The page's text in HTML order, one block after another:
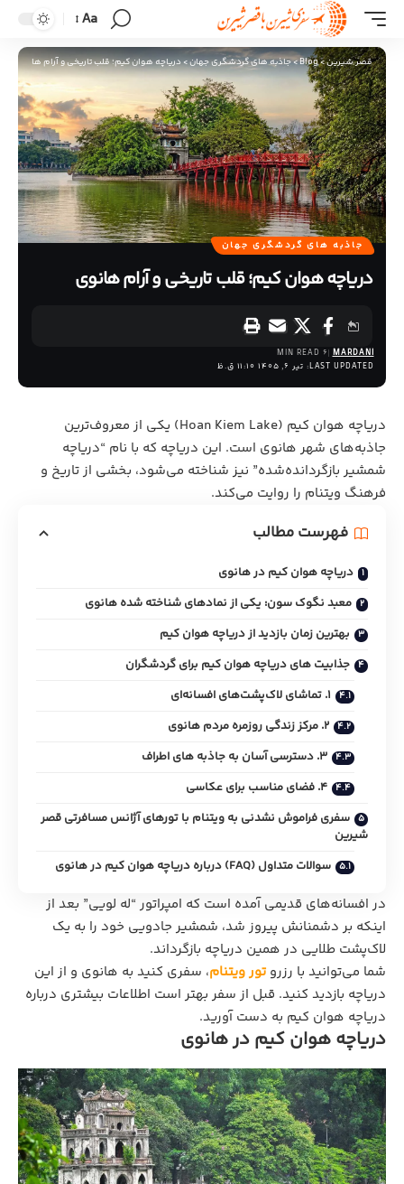
Aa
قصر شیرین>
Blog
>جاذبه های گردشگری جهان>دریاچه هوان کیم؛ قلب تاریخی و آرام هانوی
جاذبه های گردشگری جهان
دریاچه هوان کیم؛ قلب تاریخی و آرام هانوی
LAST UPDATED: تیر 6, 1405 11:10 ق.ظ
MARDANI
6 MIN READ
دریاچه هوان کیم (Hoan Kiem Lake) یکی از معروف‌ترین
جاذبه‌های شهر هانوی است. این دریاچه که با نام “دریاچه
شمشیر بازگردانده‌شده” نیز شناخته می‌شود، بخشی از تاریخ و
فرهنگ ویتنام را روایت می‌کند.
فهرست مطالب
دریاچه هوان کیم در هانوی
معبد نگوک سون: یکی از نمادهای شناخته‌ شده هانوی
بهترین زمان بازدید از دریاچه هوان کیم
جذابیت‌ های دریاچه هوان کیم برای گردشگران
1. تماشای لاک‌پشت‌های افسانه‌ای
2. مرکز زندگی روزمره مردم هانوی
3. دسترسی آسان به جاذبه‌‌ های اطراف
4. فضای مناسب برای عکاسی
سفری فراموش نشدنی به ویتنام با تورهای آژانس مسافرتی قصر
شیرین
سوالات متداول (FAQ) درباره دریاچه هوان کیم در هانوی
در افسانه‌های قدیمی آمده است که امپراتور “له لویی” بعد از
اینکه بر دشمنانش پیروز شد، شمشیر جادویی خود را به یک
لاک‌پشت طلایی در همین دریاچه بازگرداند.
شما می‌توانید با رزروتور ویتنام، سفری کنید به هانوی و از این
دریاچه بازدید کنید. قبل از سفر بهتر است اطلاعات بیشتری درباره
دریاچه هوان کیم به دست آورید.
دریاچه هوان کیم در هانوی